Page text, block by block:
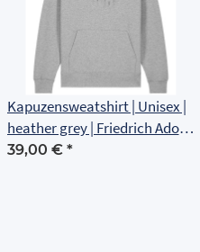
Kapuzensweatshirt | Unisex |
heather grey | Friedrich Adolf
Richter Schule Rudolstadt
39,00 € *